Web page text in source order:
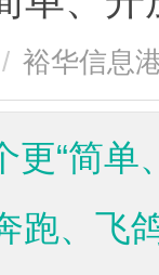
/ 裕华信息
更“简单
跑、飞